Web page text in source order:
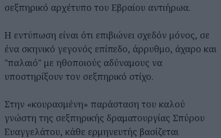
σεξπηρικό αρχέτυπο του Εβραίου αντιήρωα.
Η εντύπωση είναι ότι επιβιώνει σχεδόν μόνος, σε
ένα σκηνικό γεγονός επίπεδο, άρρυθμο, άχαρο και
"παλαιό" με ηθοποιούς αδύναμους να
υποστηρίξουν τον σεξπηρικό στίχο.
Στην «κουρασμένη» παράσταση του καλού
γνώστη της σεξπηρικής δραματουργίας Σπύρου
Ευαγγελάτου, κάθε ερμηνευτής βασίζεται